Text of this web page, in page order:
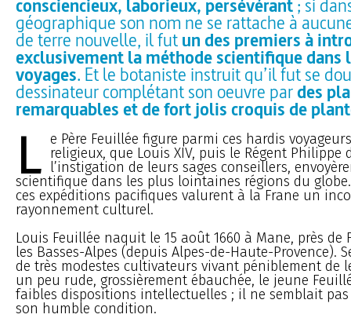
consciencieux, laborieux, persévérant; si
géographique son nom ne se rattache à
de terre nouvelle, il futun des premiers à
exclusivement la méthode scientifique dans
voyages. Et le botaniste instruit qu’il fut se
dessinateur complétant son oeuvre pardes
remarquables et de fort jolis croquis de
L e Père Feuillée figure parmi ces hardis
religieux, que Louis XIV, puis le Régent Philippe
l’instigation de leurs sages conseillers,
scientifique dans les plus lointaines régions du
ces expéditions pacifiques valurent à la Frane un
rayonnement culturel.
Louis Feuillée naquit le 15 août 1660 à Mane, près de
les Basses-Alpes (depuis Alpes-de-Haute-Provence).
de très modestes cultivateurs vivant péniblement de
un peu rude, grossièrement ébauchée, le jeune
faibles dispositions intellectuelles ; il ne semblait
son humble condition.